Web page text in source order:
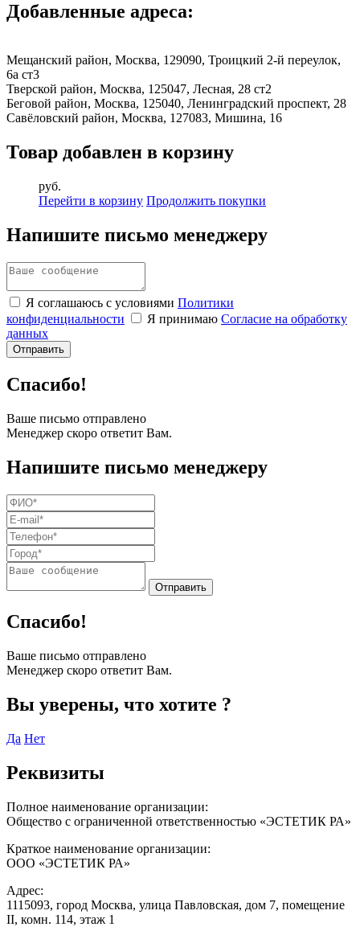
Добавленные адреса:
Мещанский район, Москва, 129090, Троицкий 2-й переулок,
6а ст3
Тверской район, Москва, 125047, Лесная, 28 ст2
Беговой район, Москва, 125040, Ленинградский проспект, 28
Савёловский район, Москва, 127083, Мишина, 16
Товар добавлен в корзину
руб.
Перейти в корзину Продолжить покупки
Напишите письмо менеджеру
Я соглашаюсь с условиями Политики
конфиденциальности
Я принимаю Согласие на обработку
данных
Спасибо!
Ваше письмо отправлено
Менеджер скоро ответит Вам.
Напишите письмо менеджеру
Спасибо!
Ваше письмо отправлено
Менеджер скоро ответит Вам.
Вы уверены, что хотите ?
Да Нет
Реквизиты
Полное наименование организации:
Общество с ограниченной ответственностью «ЭСТЕТИК РА»
Краткое наименование организации:
ООО «ЭСТЕТИК РА»
Адрес:
1115093, город Москва, улица Павловская, дом 7, помещение
II, комн. 114, этаж 1